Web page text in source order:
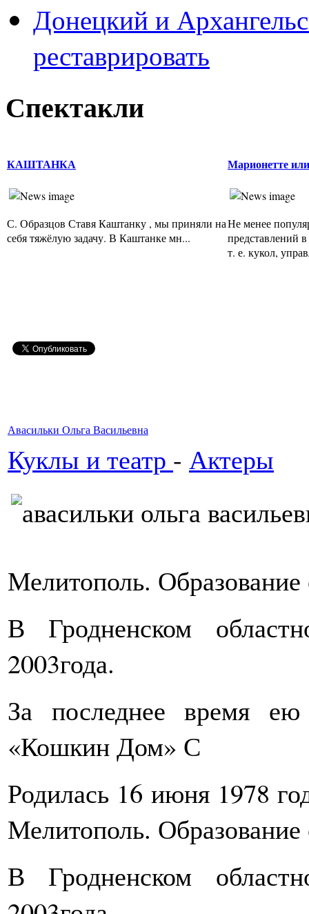
Донецкий и
реставрировать
Спектакли
КАШТАНКА
С. Образцов Ставя Каштанку , мы приняли на
себя тяжёлую задачу. В Каштанке мн...
Марионетте
Не менее
представлений
т. е. кукол,
Авасильки Ольга Васильевна
Куклы и театр - Актеры
Мелитополь. Образование
В Гродненском
2003года.
За последнее время
«Кошкин Дом» С
Родилась 16 июня 1978
Мелитополь. Образование
В Гродненском